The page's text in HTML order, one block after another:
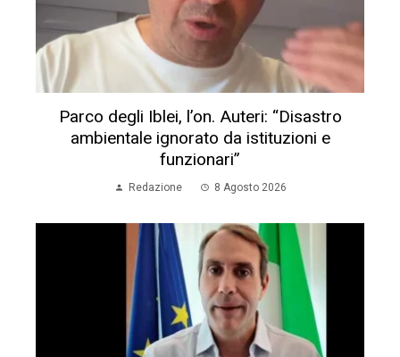
Parco degli Iblei, l’on. Auteri: “Disastro
ambientale ignorato da istituzioni e
funzionari”
Redazione 8 Agosto 2026